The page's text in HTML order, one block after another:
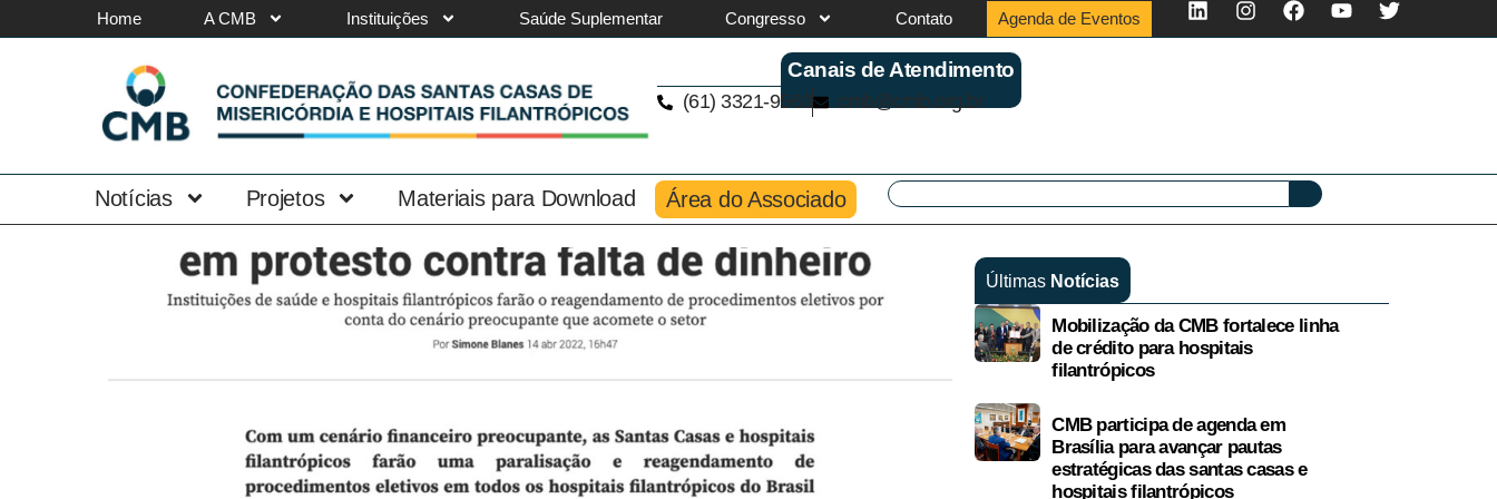
Home A CMB Instituições Saúde Suplementar Congresso Contato Agenda de Eventos
Canais de Atendimento
(61) 3321-9563 cmb@cmb.org.br
Notícias Projetos Materiais para Download Área do Associado
Últimas Notícias
Mobilização da CMB fortalece linha
de crédito para hospitais
filantrópicos
CMB participa de agenda em
Brasília para avançar pautas
estratégicas das santas casas e
hospitais filantrópicos